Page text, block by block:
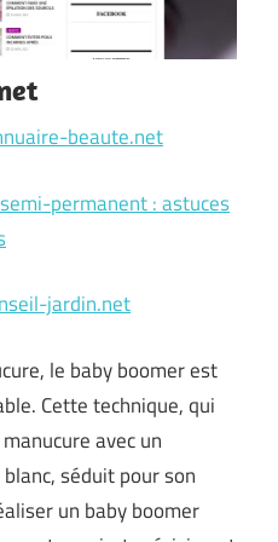
beaute.net
permanent : astuces
jardin.net
le baby boomer est
Cette technique, qui
avec un
séduit pour son
un baby boomer